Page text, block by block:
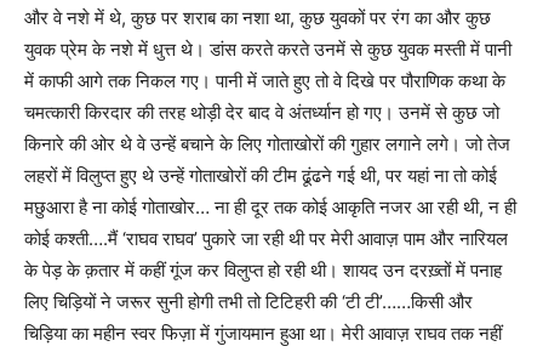
और वे नशे में थे,कुछ पर शराब का नशा था,कुछ युवकों पर रंग का और कुछ
युवक प्रेम के नशे में धुत्त थे। डांस करते करते उनमें से कुछ युवक मस्ती में पानी
में काफी आगे तक निकल गए। पानी में जाते हुए तो वे दिखे पर पौराणिक कथा के
चमत्कारी किरदार की तरह थोड़ी देर बाद वे अंतर्ध्यान हो गए। उनमें से कुछ जो
किनारे की ओर थे वे उन्हें बचाने के लिए गोताखोरों की गुहार लगाने लगे। जो तेज
लहरों में विलुप्त हुए थे उन्हें गोताखोरों की टीम ढूंढने गई थी,पर यहां ना तो कोई
मछुआरा है ना कोई गोताखोर… ना ही दूर तक कोई आकृति नजर आ रही थी,न ही
कोई कश्ती….मैं‘राघव राघव’पुकारे जा रही थी पर मेरी आवाज़ पाम और नारियल
के पेड़ के क़तार में कहीं गूंज कर विलुप्त हो रही थी। शायद उन दरख़्तों में पनाह
लिए चिड़ियों ने जरूर सुनी होगी तभी तो टिटिहरी की‘टी टी’……किसी और
चिड़िया का महीन स्वर फिज़ा में गुंजायमान हुआ था। मेरी आवाज़ राघव तक नहीं